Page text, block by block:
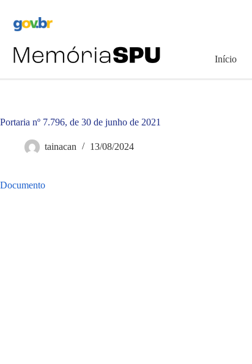
Início
Portaria nº 7.796, de 30 de junho de 2021
tainacan 13/08/2024
Documento